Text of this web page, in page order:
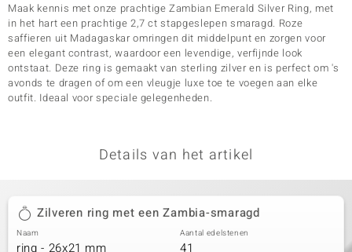
Maak kennis met onze prachtige Zambian Emerald Silver Ring, met
in het hart een prachtige 2,7 ct stapgeslepen smaragd. Roze
saffieren uit Madagaskar omringen dit middelpunt en zorgen voor
een elegant contrast, waardoor een levendige, verfijnde look
ontstaat. Deze ring is gemaakt van sterling zilver en is perfect om 's
avonds te dragen of om een vleugje luxe toe te voegen aan elke
outfit. Ideaal voor speciale gelegenheden.
Details van het artikel
Zilveren ring met een Zambia-smaragd
Naam
ring - 26x21 mm
Aantal edelstenen
41